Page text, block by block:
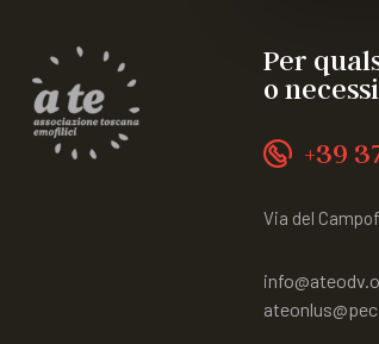
Per
o
+39
Via del